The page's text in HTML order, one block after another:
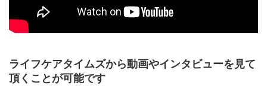
ライフケアタイムズから動画やインタビューを見て
頂くことが可能です